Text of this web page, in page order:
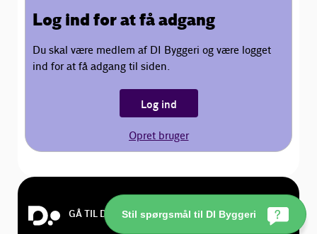
Log ind for at få adgang
Du skal være medlem af DI Byggeri og være logget
ind for at få adgang til siden.
Log ind
Opret bruger
GÅ TIL DI.DKStil spørgsmål til DI Byggeri